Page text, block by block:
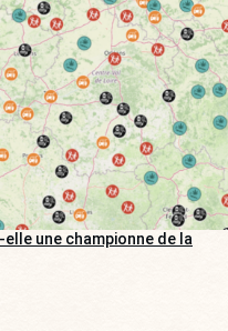
elle une championne de la